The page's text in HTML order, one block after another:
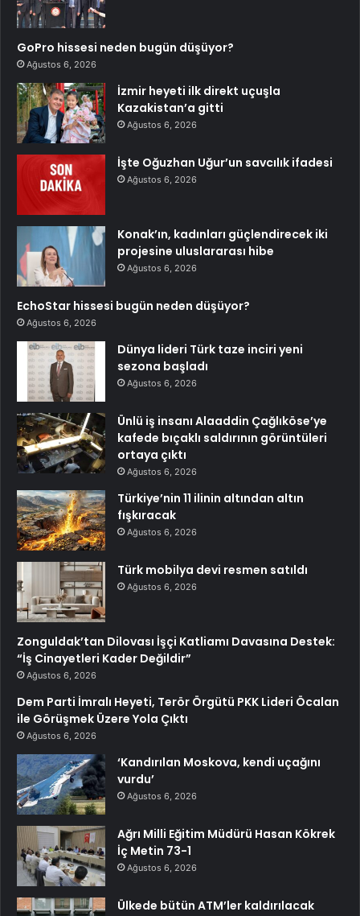
GoPro hissesi neden bugün düşüyor?
Ağustos 6, 2026
İzmir heyeti ilk direkt uçuşla
Kazakistan’a gitti
Ağustos 6, 2026
İşte Oğuzhan Uğur’un savcılık ifadesi
Ağustos 6, 2026
Konak’ın, kadınları güçlendirecek iki
projesine uluslararası hibe
Ağustos 6, 2026
EchoStar hissesi bugün neden düşüyor?
Ağustos 6, 2026
Dünya lideri Türk taze inciri yeni
sezona başladı
Ağustos 6, 2026
Ünlü iş insanı Alaaddin Çağlıköse’ye
kafede bıçaklı saldırının görüntüleri
ortaya çıktı
Ağustos 6, 2026
Türkiye’nin 11 ilinin altından altın
fışkıracak
Ağustos 6, 2026
Türk mobilya devi resmen satıldı
Ağustos 6, 2026
Zonguldak’tan Dilovası İşçi Katliamı Davasına Destek:
“İş Cinayetleri Kader Değildir”
Ağustos 6, 2026
Dem Parti İmralı Heyeti, Terör Örgütü PKK Lideri Öcalan
ile Görüşmek Üzere Yola Çıktı
Ağustos 6, 2026
‘Kandırılan Moskova, kendi uçağını
vurdu’
Ağustos 6, 2026
Ağrı Milli Eğitim Müdürü Hasan Kökrek
İç Metin 73-1
Ağustos 6, 2026
Ülkede bütün ATM’ler kaldırılacak